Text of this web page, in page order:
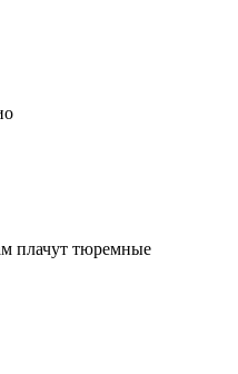
плачут тюремные